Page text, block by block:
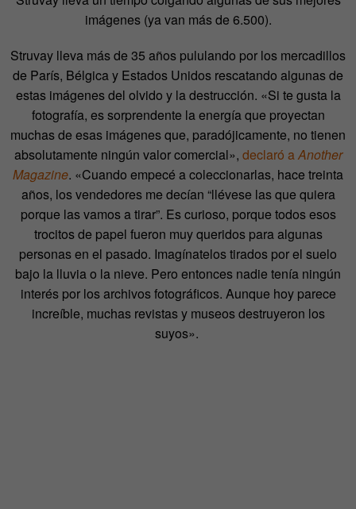
imágenes (ya van más de 6.500).
Struvay lleva más de 35 años pululando por los mercadillos
de París, Bélgica y Estados Unidos rescatando algunas de
estas imágenes del olvido y la destrucción. «Si te gusta la
fotografía, es sorprendente la energía que proyectan
muchas de esas imágenes que, paradójicamente, no tienen
absolutamente ningún valor comercial», declaró aAnother
Magazine. «Cuando empecé a coleccionarlas, hace treinta
años, los vendedores me decían “llévese las que quiera
porque las vamos a tirar”. Es curioso, porque todos esos
trocitos de papel fueron muy queridos para algunas
personas en el pasado. Imagínatelos tirados por el suelo
bajo la lluvia o la nieve. Pero entonces nadie tenía ningún
interés por los archivos fotográficos. Aunque hoy parece
increíble, muchas revistas y museos destruyeron los
suyos».